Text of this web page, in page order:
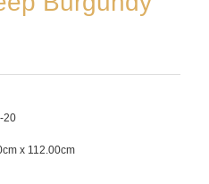
20
x 112.00cm